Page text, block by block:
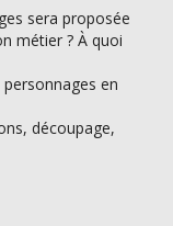
sera proposée
métier ? À quoi
en
découpage,